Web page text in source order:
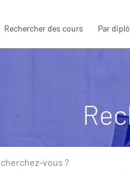
Rechercher des cours Par